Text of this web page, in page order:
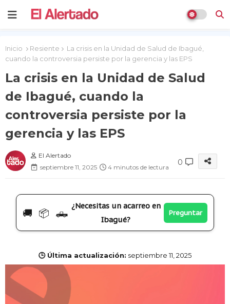
Inicio Resiente
La crisis en la Unidad de Salud de Ibagué,
cuando la controversia persiste por la gerencia y las EPS
La crisis en la Unidad de Salud
de Ibagué, cuando la
controversia persiste por la
gerencia y las EPS
El Alertado
septiembre 11, 2025
4 minutos de lectura
0
🚚 📦 🛻
¿Necesitas un acarreo en
Ibagué?
Preguntar
🕒 Última actualización: septiembre 11, 2025